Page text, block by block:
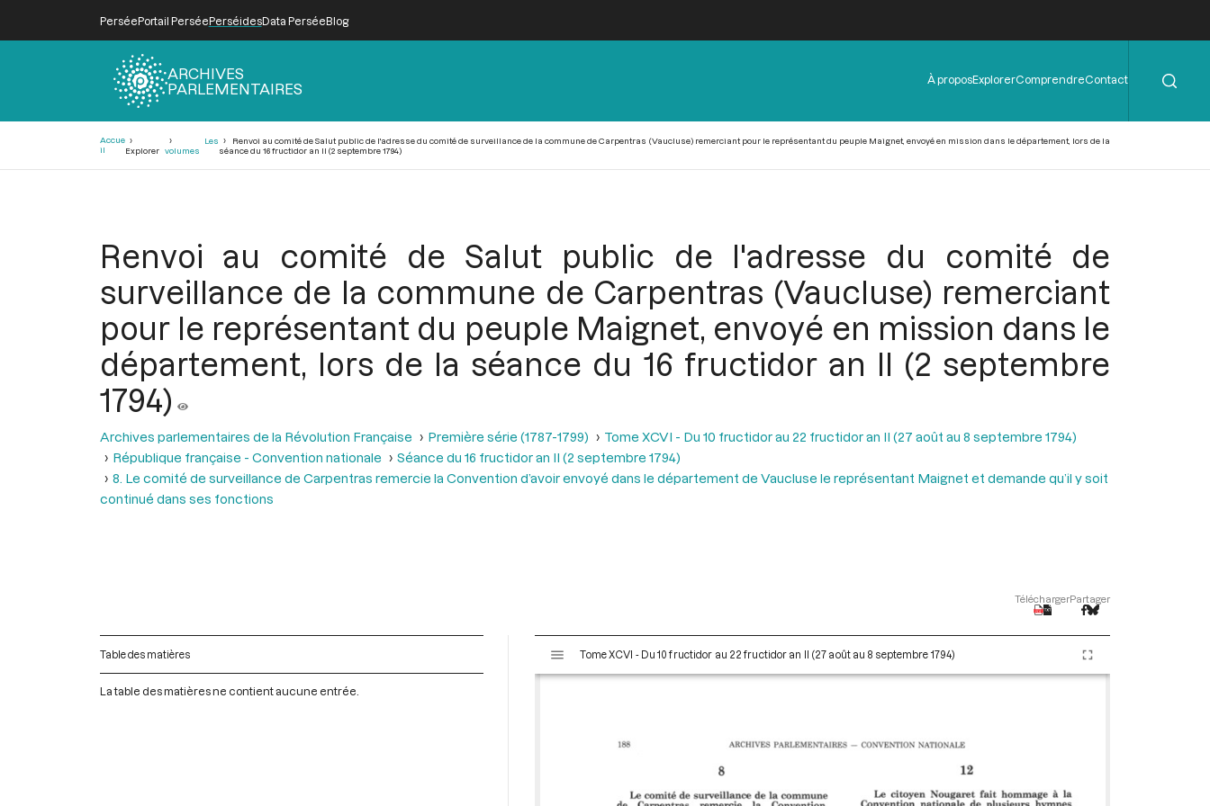
PerséePortail PerséePerséidesData PerséeBlog
ARCHIVES
PARLEMENTAIRES
Menu
de
À proposExplorerComprendreContact
Accue
il
Explorer
Les
volumes
Renvoi au comité de Salut public de l'adresse du comité de surveillance de la commune de Carpentras (Vaucluse) remerciant pour le représentant du peuple Maignet, envoyé en mission dans le département, lors de la
séance du 16 fructidor an II (2 septembre 1794)
Renvoi au comité de Salut public de l'adresse du comité de
surveillance de la commune de Carpentras (Vaucluse) remerciant
pour le représentant du peuple Maignet, envoyé en mission dans le
département, lors de la séance du 16 fructidor an II (2 septembre
1794)
Archives parlementaires de la Révolution Française Première série (1787-1799)
Tome XCVI - Du 10 fructidor au 22 fructidor an II (27 août au 8 septembre 1794)
République française - Convention nationale
Séance du 16 fructidor an II (2 septembre 1794)
8. Le comité de surveillance de Carpentras remercie la Convention d’avoir envoyé dans le département de Vaucluse le représentant Maignet et demande qu’il y soit
continué dans ses fonctions
TéléchargerPartager
Table des matières
La table des matières ne contient aucune entrée.
s
Tome XCVI - Du 10 fructidor au 22 fructidor an II (27 août au 8 septembre 1794)